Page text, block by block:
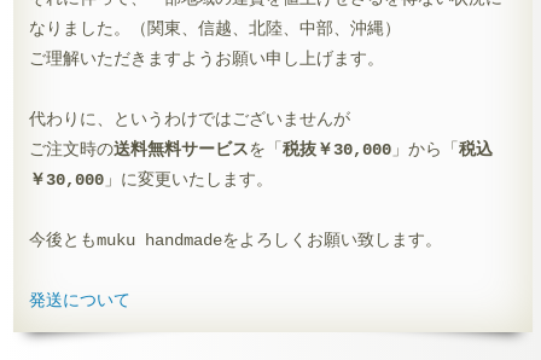
なりました。（関東、信越、北陸、中部、沖縄）
ご理解いただきますようお願い申し上げます。
代わりに、というわけではございませんが
ご注文時の送料無料サービスを「 税抜￥30,000」から「 税込
￥30,000」に変更いたします。
今後ともmuku handmadeをよろしくお願い致します。
発送について